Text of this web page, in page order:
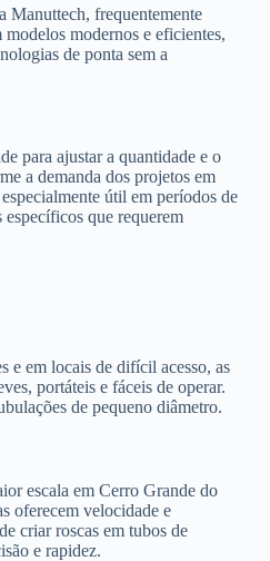
Manuttech, frequentemente
modelos modernos e eficientes,
de ponta sem a
para ajustar a quantidade e o
a demanda dos projetos em
útil em períodos de
que requerem
e em locais de difícil acesso, as
portáteis e fáceis de operar.
de pequeno diâmetro.
escala em Cerro Grande do
oferecem velocidade e
criar roscas em tubos de
e rapidez.